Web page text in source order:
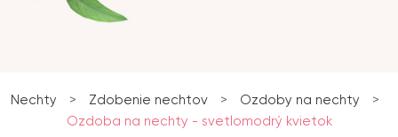
Nechty > Zdobenie nechtov > Ozdoby na nechty
>
Ozdoba na nechty - svetlomodrý kvietok